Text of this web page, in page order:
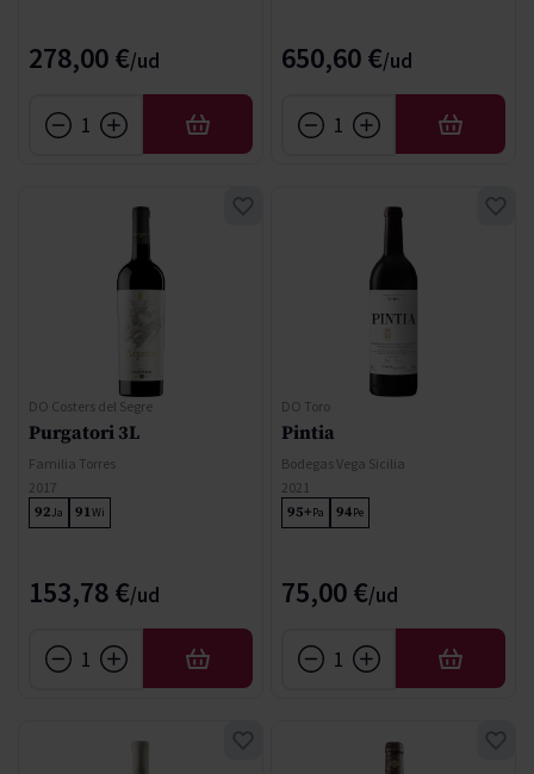
278,00 €
AFEGIR
650,60 €
AFEGIR
DO Costers del Segre
Purgatori 3L
Familia Torres
2017
92Ja 91Wi
153,78 €
AFEGIR
DO Toro
Pintia
Bodegas Vega Sicilia
2021
95+Pa 94Pe
75,00 €
AFEGIR